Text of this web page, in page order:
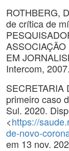
ROTHBERG,
de crítica de
EM
Intercom, 2007.
SECRETARIA
primeiro caso
Sul. 2020.
<https://
de-novo-
em 13 nov.